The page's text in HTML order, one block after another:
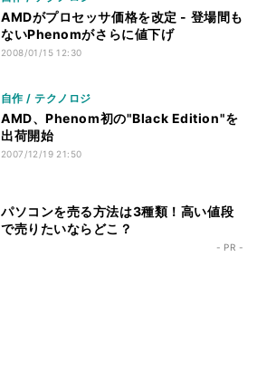
AMDがプロセッサ価格を改定 - 登場間も
ないPhenomがさらに値下げ
2008/01/15 12:30
自作 / テクノロジ
AMD、Phenom初の"Black Edition"を
出荷開始
2007/12/19 21:50
パソコンを売る方法は3種類！高い値段
で売りたいならどこ？
- PR -